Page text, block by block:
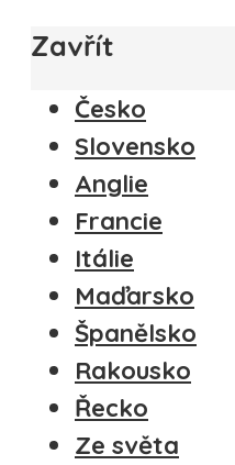
Zavřít
Česko
Slovensko
Anglie
Francie
Itálie
Maďarsko
Španělsko
Rakousko
Řecko
Ze světa